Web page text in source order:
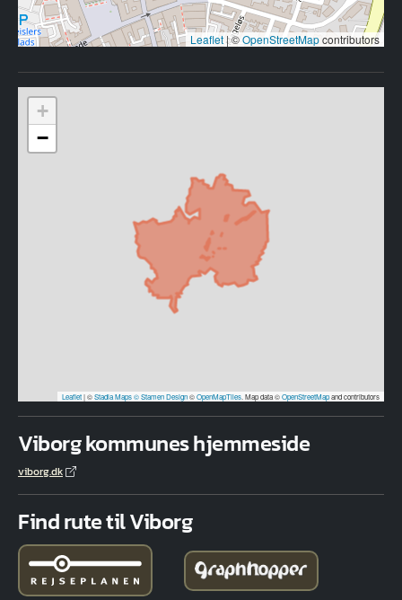
Leaflet|©OpenStreetMapcontributors
+
−
Leaflet|©Stadia Maps© Stamen Design©OpenMapTiles . Map data ©OpenStreetMapand contributors
Viborg kommunes hjemmeside
viborg.dk
Find rute til Viborg